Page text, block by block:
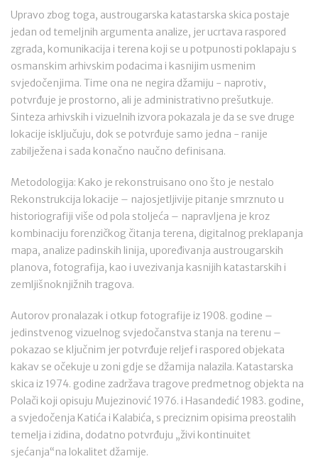
Upravo zbog toga, austrougarska katastarska skica postaje
jedan od temeljnih argumenta analize, jer ucrtava raspored
zgrada, komunikacija i terena koji se u potpunosti poklapaju s
osmanskim arhivskim podacima i kasnijim usmenim
svjedočenjima. Time ona ne negira džamiju - naprotiv,
potvrđuje je prostorno, ali je administrativno prešutkuje.
Sinteza arhivskih i vizuelnih izvora pokazala je da se sve druge
lokacije isključuju, dok se potvrđuje samo jedna - ranije
zabilježena i sada konačno naučno definisana.
Metodologija: Kako je rekonstruisano ono što je nestalo
Rekonstrukcija lokacije – najosjetljivije pitanje smrznuto u
historiografiji više od pola stoljeća – napravljena je kroz
kombinaciju forenzičkog čitanja terena, digitalnog preklapanja
mapa, analize padinskih linija, upoređivanja austrougarskih
planova, fotografija, kao i uvezivanja kasnijih katastarskih i
zemljišnoknjižnih tragova.
Autorov pronalazak i otkup fotografije iz 1908. godine –
jedinstvenog vizuelnog svjedočanstva stanja na terenu –
pokazao se ključnim jer potvrđuje reljef i raspored objekata
kakav se očekuje u zoni gdje se džamija nalazila. Katastarska
skica iz 1974. godine zadržava tragove predmetnog objekta na
Polači koji opisuju Mujezinović 1976. i Hasandedić 1983. godine,
a svjedočenja Katića i Kalabića, s preciznim opisima preostalih
temelja i zidina, dodatno potvrđuju „živi kontinuitet
sjećanja“na lokalitet džamije.